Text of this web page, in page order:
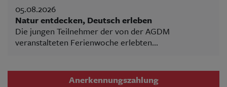
05.08.2026
Natur entdecken, Deutsch erleben
Die jungen Teilnehmer der von der AGDM
veranstalteten Ferienwoche erlebten...
Anerkennungszahlung